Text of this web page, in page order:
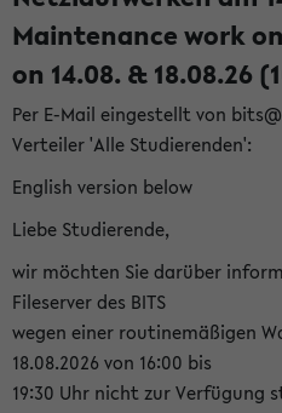
Maintenance work
on 14.08. & 18.08.26
Per E-Mail eingestellt von
Verteiler 'Alle Studierenden':
English version below
Liebe Studierende,
wir möchten Sie darüber
Fileserver des BITS
wegen einer routinemäßigen
18.08.2026 von 16:00 bis
19:30 Uhr nicht zur Verfügung